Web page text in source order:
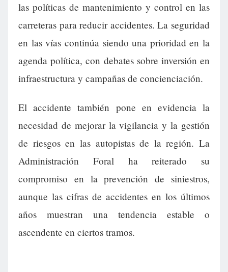
las políticas de mantenimiento y control en las
carreteras para reducir accidentes. La seguridad
en las vías continúa siendo una prioridad en la
agenda política, con debates sobre inversión en
infraestructura y campañas de concienciación.
El accidente también pone en evidencia la
necesidad de mejorar la vigilancia y la gestión
de riesgos en las autopistas de la región. La
Administración Foral ha reiterado su
compromiso en la prevención de siniestros,
aunque las cifras de accidentes en los últimos
años muestran una tendencia estable o
ascendente en ciertos tramos.